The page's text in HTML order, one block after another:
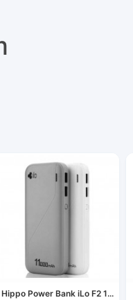
Hippo Power Bank iLo F2 1...